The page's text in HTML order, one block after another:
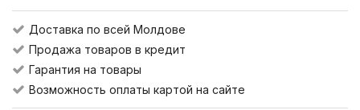
Доставка по всей Молдове
Продажа товаров в кредит
Гарантия на товары
Возможность оплаты картой на сайте